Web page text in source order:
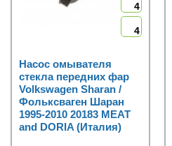
4
4
Насос омывателя
стекла передних фар
Volkswagen Sharan /
Фольксваген Шаран
1995-2010 20183 MEAT
and DORIA (Италия)